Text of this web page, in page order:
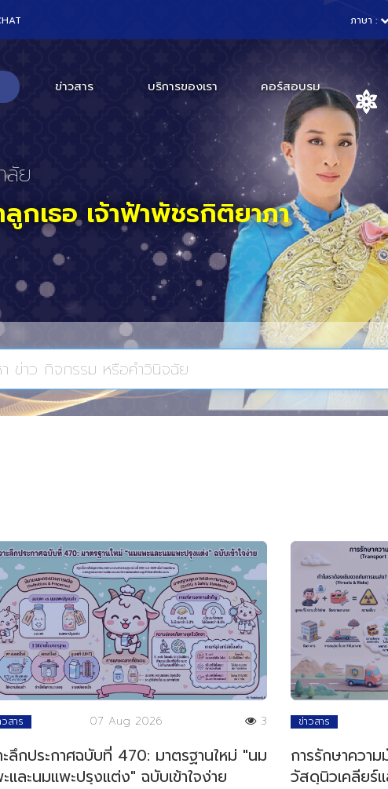
มมนา
กอัครราชทูตสหรัฐอเมริกาและสห
ย
ภาษา :
ข่าวสาร บริการของเรา คอร์สอบรม
วสาร 07 Aug 2026 3
ะลึกประกาศฉบับที่ 470: มาตรฐานใหม่ "นม
และนมแพะปรุงแต่ง" ฉบับเข้าใจง่าย
ข่าวสาร
การรักษาควา
วัสดุนิวเคลียร์